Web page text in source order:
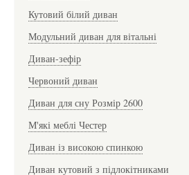
Кутовий білий диван
Модульний диван для вітальні
Диван-зефір
Червоний диван
Диван для сну Розмір 2600
М'які меблі Честер
Диван із високою спинкою
Диван кутовий з підлокітниками